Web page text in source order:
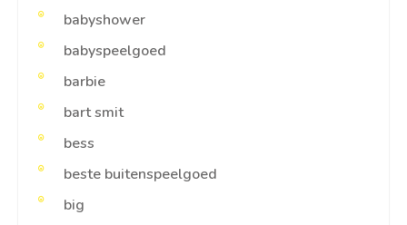
babyshower
babyspeelgoed
barbie
bart smit
bess
beste buitenspeelgoed
big